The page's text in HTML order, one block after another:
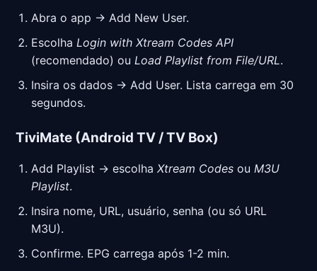
Abra o app → Add New User.
Escolha Login with Xtream Codes API
(recomendado) ou Load Playlist from File/URL.
Insira os dados → Add User. Lista carrega em 30
segundos.
TiviMate (Android TV / TV Box)
Add Playlist → escolha Xtream Codes ou M3U
Playlist.
Insira nome, URL, usuário, senha (ou só URL
M3U).
Confirme. EPG carrega após 1-2 min.